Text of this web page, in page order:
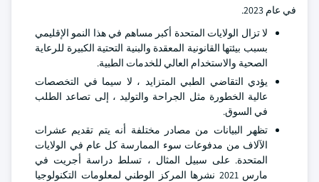
في عام 2023.
لا تزال الولايات المتحدة أكبر مساهم في هذا النمو الإقليمي
بسبب بيئتها القانونية المعقدة والبنية التحتية الكبيرة للرعاية
الصحية والاستخدام العالي للخدمات الطبية.
يؤدي التقاضي الطبي المتزايد ، لا سيما في التخصصات
عالية الخطورة مثل الجراحة والتوليد ، إلى تصاعد الطلب
في السوق.
تظهر البيانات من مصادر مختلفة أنه يتم تقديم عشرات
الآلاف من مدفوعات سوء الممارسة كل عام في الولايات
المتحدة. على سبيل المثال ، تسلط دراسة أجريت في
مارس 2021 نشرها المركز الوطني لمعلومات التكنولوجيا